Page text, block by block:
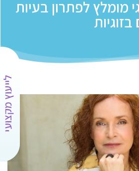
מומלץ לפתרון בעיות